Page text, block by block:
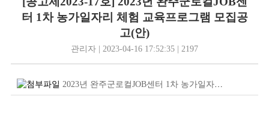
터 1차 농가일자리 체험 교육프로그램 모집공
고(안)
관리자 | 2023-04-16 17:52:35 | 2197
2023년 완주군로컬JOB센터 1차 농가일자리체험교육프로그램 모집공고안.hwp